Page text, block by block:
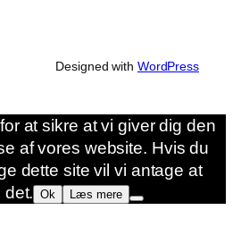
Designed with WordPress
at sikre at vi giver dig den
af vores website. Hvis du
dette site vil vi antage at
det. Ok Læs mere